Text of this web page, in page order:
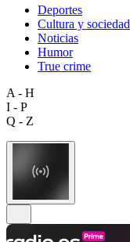
Deportes
Cultura y sociedad
Noticias
Humor
True crime
A - H
I - P
Q - Z